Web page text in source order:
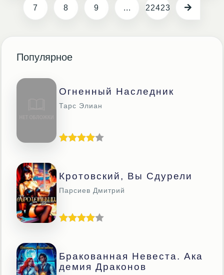
7 8 9 ... 22423
Популярное
Огненный Наследник
Тарс Элиан
Кротовский, Вы Сдурели
Парсиев Дмитрий
Бракованная Невеста. Ака
Демия Драконов